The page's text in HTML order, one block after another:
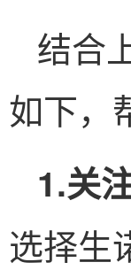
结合
如下，
1.关
选择生